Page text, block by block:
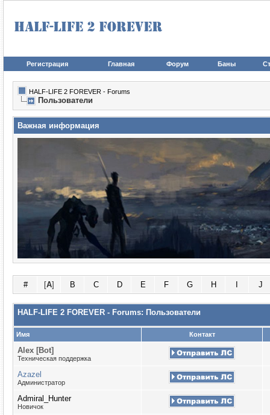
Регистрация Главная Форум Баны
HALF-LIFE 2 FOREVER - Forums
Пользователи
Важная информация
# [A] B C D E F G H J
HALF-LIFE 2 FOREVER - Forums: Пользователи
Имя Контакт
Alex [Bot]
Техническая поддержка
Azazel
Администратор
Admiral_Hunter
Новичок